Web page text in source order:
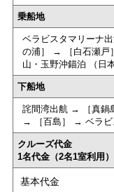
乗船地
ベラビスタマリーナ
の浦］ → ［白石瀬
山・玉野沖錨泊 （日本
下船地
詫間湾出航 → ［真鍋
→ ［百島］ → ベラビ
クルーズ代金
1名代金（2名1室利用）
基本代金